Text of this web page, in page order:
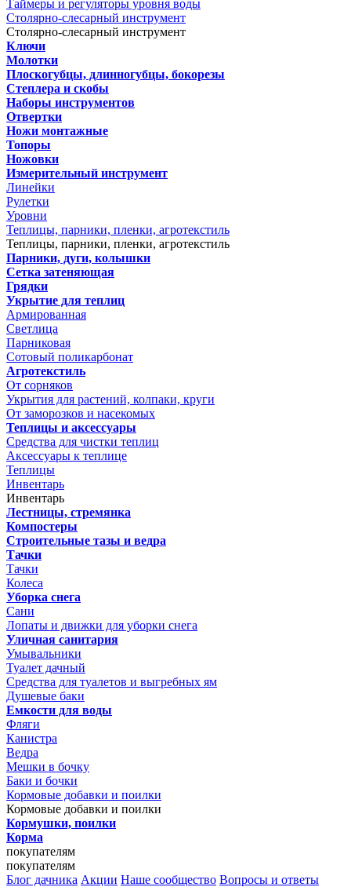
Таймеры и регуляторы уровня воды
Столярно-слесарный инструмент
Столярно-слесарный инструмент
Ключи
Молотки
Плоскогубцы, длинногубцы, бокорезы
Степлера и скобы
Наборы инструментов
Отвертки
Ножи монтажные
Топоры
Ножовки
Измерительный инструмент
Линейки
Рулетки
Уровни
Теплицы, парники, пленки, агротекстиль
Теплицы, парники, пленки, агротекстиль
Парники, дуги, колышки
Сетка затеняющая
Грядки
Укрытие для теплиц
Армированная
Светлица
Парниковая
Сотовый поликарбонат
Агротекстиль
От сорняков
Укрытия для растений, колпаки, круги
От заморозков и насекомых
Теплицы и аксессуары
Средства для чистки теплиц
Аксессуары к теплице
Теплицы
Инвентарь
Инвентарь
Лестницы, стремянка
Компостеры
Строительные тазы и ведра
Тачки
Тачки
Колеса
Уборка снега
Сани
Лопаты и движки для уборки снега
Уличная санитария
Умывальники
Туалет дачный
Средства для туалетов и выгребных ям
Душевые баки
Емкости для воды
Фляги
Канистра
Ведра
Мешки в бочку
Баки и бочки
Кормовые добавки и поилки
Кормовые добавки и поилки
Кормушки, поилки
Корма
покупателям
покупателям
Блог дачника Акции Наше сообщество Вопросы и ответы